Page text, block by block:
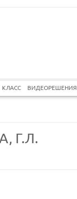
КЛАСС ВИДЕОРЕШЕНИЯ
Г.Л.